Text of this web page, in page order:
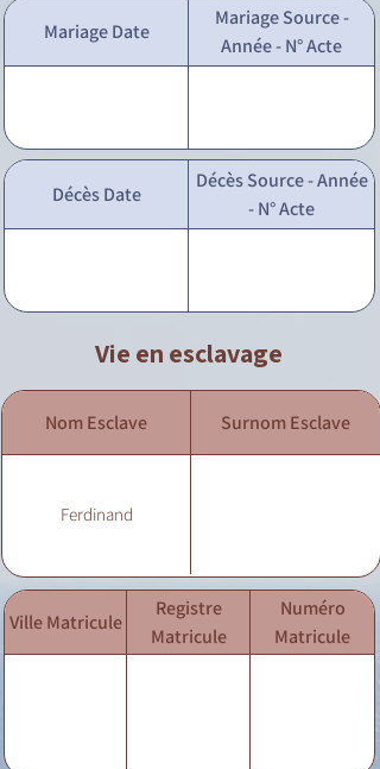
Mariage Date
Mariage Source -
Année - N° Acte
Décès Date
Décès Source - Année
- N° Acte
Vie en esclavage
Nom Esclave Surnom Esclave
Ferdinand
Ville Matricule
Registre
Matricule
Numéro
Matricule